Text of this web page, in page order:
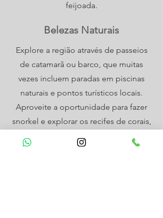
feijoada.
Belezas Naturais
Explore a região através de passeios
de catamarã ou barco, que muitas
vezes incluem paradas em piscinas
naturais e pontos turísticos locais.
Aproveite a oportunidade para fazer
snorkel e explorar os recifes de corais,
observando a rica vida marinha da
região. Experimente atividades como